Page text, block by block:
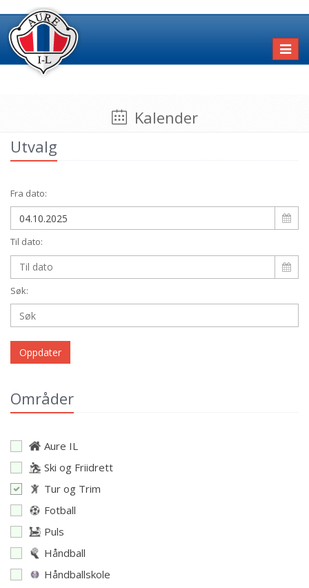
Kalender
Utvalg
Fra dato:
Til dato:
Søk:
Oppdater
Områder
Aure IL
Ski og Friidrett
Tur og Trim
Fotball
Puls
Håndball
Håndballskole